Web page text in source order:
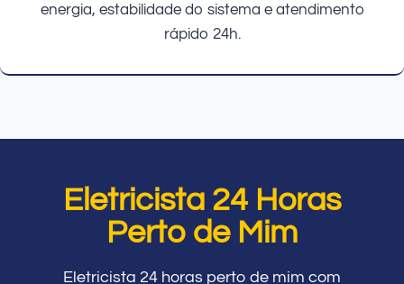
energia, estabilidade do sistema e atendimento
rápido 24h.
Eletricista 24 Horas
Perto de Mim
Eletricista 24 horas perto de mim com